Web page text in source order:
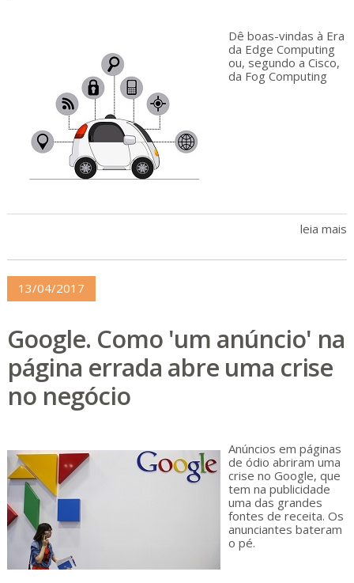
Dê boas-vindas à Era
da Edge Computing
ou, segundo a Cisco,
da Fog Computing
leia mais
13/04/2017
Google. Como 'um anúncio' na
página errada abre uma crise
no negócio
Anúncios em páginas
de ódio abriram uma
crise no Google, que
tem na publicidade
uma das grandes
fontes de receita. Os
anunciantes bateram
o pé.